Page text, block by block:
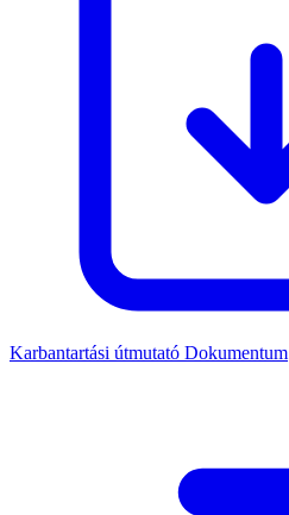
Karbantartási útmutató Dokumentum